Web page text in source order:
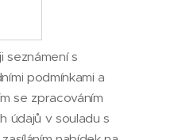
seznámení s
podmínkami a
se zpracováním
údajů v souladu s